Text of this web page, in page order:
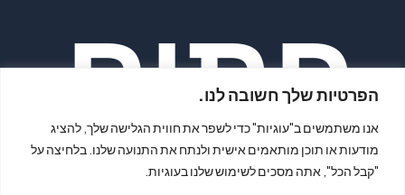
הפרטיות שלך חשובה לנו.
אנו משתמשים ב"עוגיות" כדי לשפר את חווית הגלישה שלך, להציג
מודעות או תוכן מותאמים אישית ולנתח את התנועה שלנו. בלחיצה על
"קבל הכל", אתה מסכים לשימוש שלנו בעוגיות.
פתיח